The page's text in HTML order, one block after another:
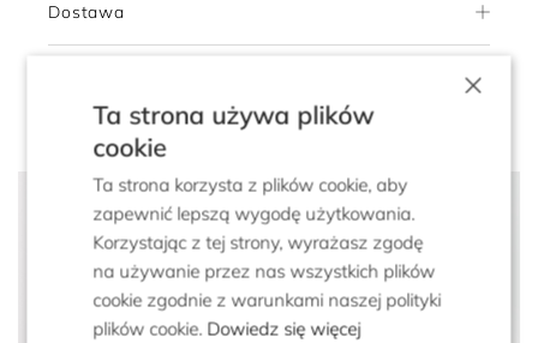
Dostawa
×
Ta strona używa plików
cookie
Ta strona korzysta z plików cookie, aby
zapewnić lepszą wygodę użytkowania.
Korzystając z tej strony, wyrażasz zgodę
na używanie przez nas wszystkich plików
cookie zgodnie z warunkami naszej polityki
plików cookie. Dowiedz się więcej